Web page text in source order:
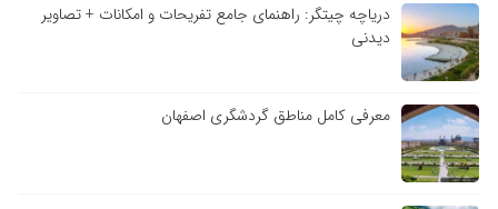
دریاچه چیتگر: راهنمای جامع تفریحات و امکانات + تصاویر
دیدنی
معرفی کامل مناطق گردشگری اصفهان